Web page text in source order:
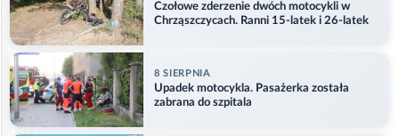
Czołowe zderzenie dwóch motocykli w
Chrząszczycach. Ranni 15-latek i 26-latek
8 SIERPNIA
Upadek motocykla. Pasażerka została
zabrana do szpitala